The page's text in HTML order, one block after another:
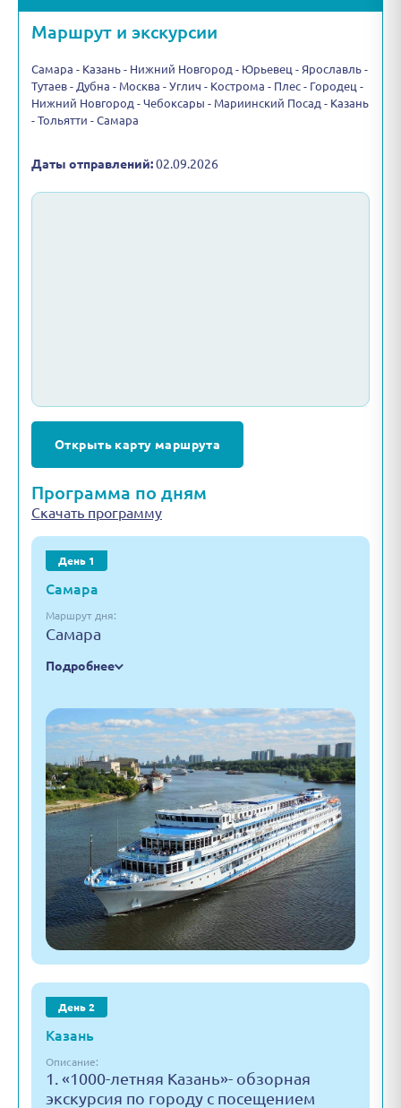
Маршрут и экскурсии
Самара - Казань - Нижний Новгород - Юрьевец - Ярославль -
Тутаев - Дубна - Москва - Углич - Кострома - Плес - Городец -
Нижний Новгород - Чебоксары - Мариинский Посад - Казань
- Тольятти - Самара
Даты отправлений:02.09.2026
Открыть карту маршрута
Программа по дням
Скачать программу
День 1
Самара
Маршрут дня:
Самара
Подробнее
День 2
Казань
Описание:
1. «1000-летняя Казань»- обзорная
экскурсия по городу с посещением